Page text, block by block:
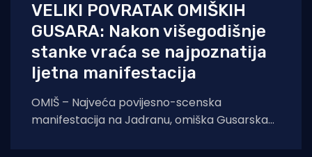
VELIKI POVRATAK OMIŠKIH
GUSARA: Nakon višegodišnje
stanke vraća se najpoznatija
ljetna manifestacija
OMIŠ – Najveća povijesno-scenska
manifestacija na Jadranu, omiška Gusarska